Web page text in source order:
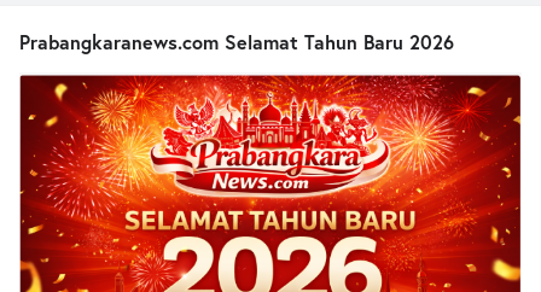
Prabangkaranews.com Selamat Tahun Baru 2026